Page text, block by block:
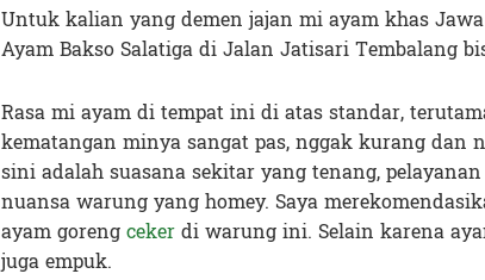
Untuk kalian yang demen jajan mi ayam khas
Ayam Bakso Salatiga di Jalan Jatisari Tembalang
Rasa mi ayam di tempat ini di atas standar,
kematangan minya sangat pas, nggak kurang dan
sini adalah suasana sekitar yang tenang,
nuansa warung yang homey. Saya
ayam gorengcekerdi warung ini. Selain karena
juga empuk.